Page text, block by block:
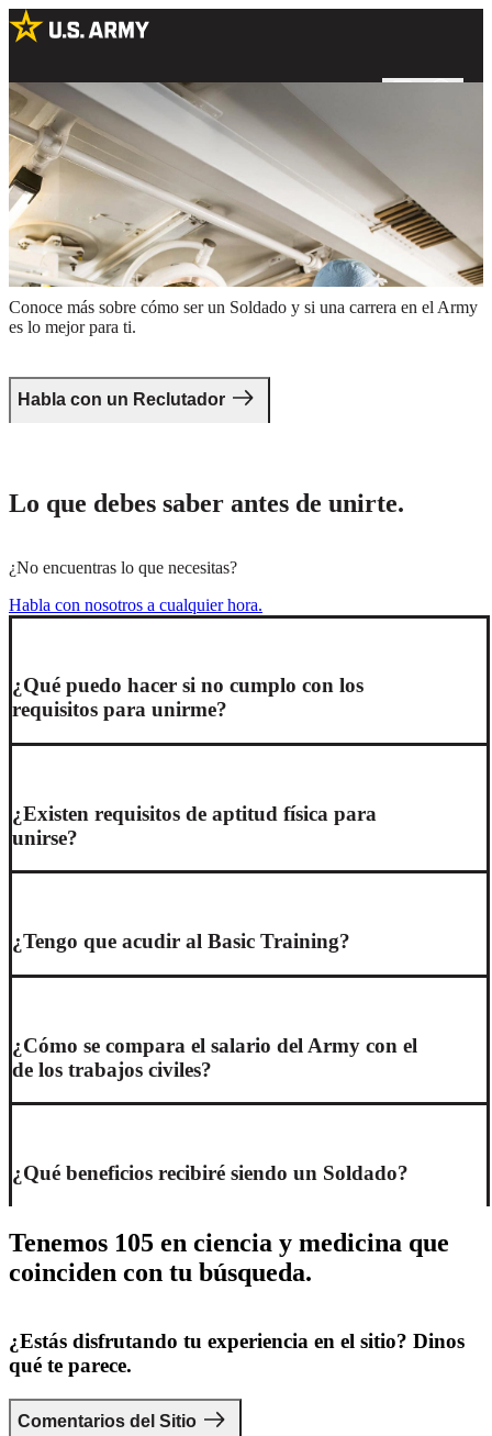
Da el primer paso.
Conoce más sobre cómo ser un Soldado y si una carrera en el Army
es lo mejor para ti.
Habla con un Reclutador
Dos cirujanos del Army preparándose para un procedimiento en un
quirófano
Lo que debes saber antes de unirte.
¿No encuentras lo que necesitas?
Habla con nosotros a cualquier hora.
¿Qué puedo hacer si no cumplo con los
requisitos para unirme?
¿Existen requisitos de aptitud física para
unirse?
¿Tengo que acudir al Basic Training?
¿Cómo se compara el salario del Army con el
de los trabajos civiles?
¿Qué beneficios recibiré siendo un Soldado?
Tenemos 105 en ciencia y medicina que
coinciden con tu búsqueda.
¿Estás disfrutando tu experiencia en el sitio? Dinos
qué te parece.
Comentarios del Sitio